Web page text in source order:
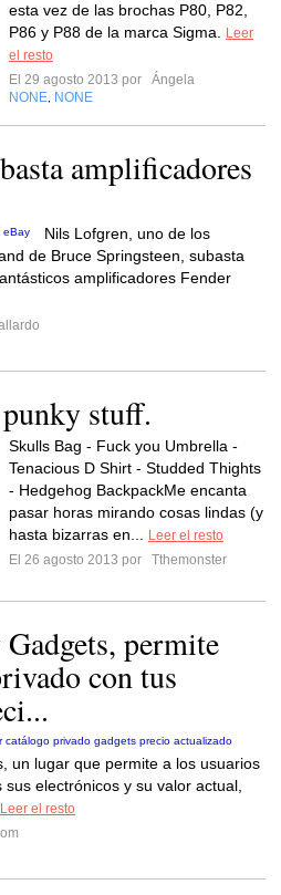
esta vez de las brochas P80, P82,
P86 y P88 de la marca Sigma.
Leer
el resto
El 29 agosto 2013 por
Ángela
NONE NONE
amplificadores
Nils Lofgren, uno de los
de Bruce Springsteen, subasta
amplificadores Fender
stuff.
Skulls Bag - Fuck you Umbrella -
Tenacious D Shirt - Studded Thights
- Hedgehog BackpackMe encanta
pasar horas mirando cosas lindas (y
hasta bizarras en...
Leer el resto
El 26 agosto 2013 por
Tthemonster
permite
con tus
un lugar que permite a los usuarios
electrónicos y su valor actual,
Leer el resto